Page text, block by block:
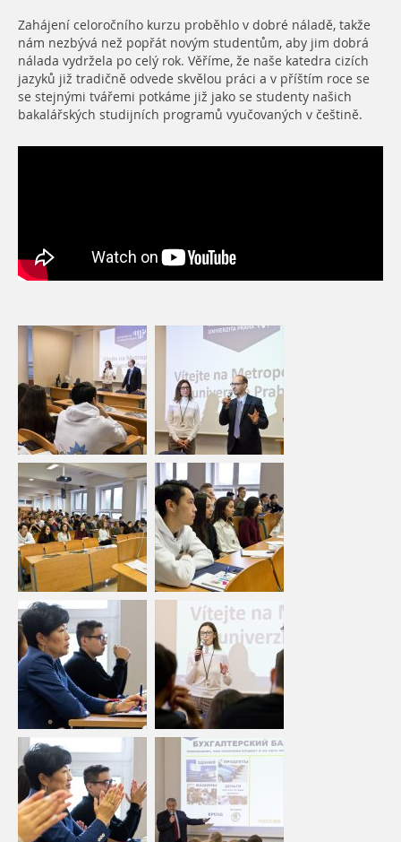
Zahájení celoročního kurzu proběhlo v dobré náladě, takže
nám nezbývá než popřát novým studentům, aby jim dobrá
nálada vydržela po celý rok. Věříme, že naše katedra cizích
jazyků již tradičně odvede skvělou práci a v příštím roce se
se stejnými tvářemi potkáme již jako se studenty našich
bakalářských studijních programů vyučovaných v češtině.